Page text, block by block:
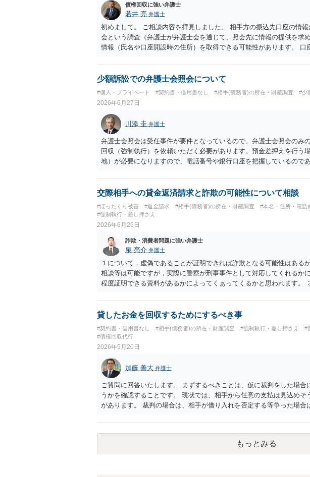
債権回収に強い弁護士
若井 亮 弁護士
初めまして。 ご相談内容を拝見しました。 相手方の振込先口座の情
会という調査（弁護士が弁護士会を通じて、照会先に情報の提供を求
情報（氏名や口座開設時の住所）を取得できる可能性があります。 口
用する場合には、弁護士への依頼が必要になりコストがかかってしま
をされる可能性も否定できません。 さらに、相手方が連絡を寄こし
アクション次第であるという点でリスクがあることをご留意いただく
少額訴訟での弁護士会照会について
#個人・プライベート #契約書・借用書なし #相手(債務者)の所在・財産調査 #少
2026年6月27日
川添 圭 弁護士
弁護士会照会は受任事件が要件となっているので、弁護士会照会のみ
回収（強制執行）を依頼いただく必要があります。預金差押えを行う
地）が必要になりますので、電話番号や銀行口座を把握しているので
で、さらに主要金融機関の口座情報や残高を弁護士会照会で調べるこ
所に通常送達ができているのであれば、最終的には、強制執行の場合
ば、店舗への動産執行も効果的な場合があります（商売によってはそ
りますし、そうでなくても、執行官の訪問は物理的な圧力になります
ありますので、最終的にどこまでやるのかは考える必要がありますが
して費用などをお尋ねいただいた方がよいかと思います。
交際相手への貸金返済請求と詐欺の可能性について相談
#ぼったくり被害 #返金請求 #相手(債務者)の所在・財産調査 #本名・住所・電話
#強制執行・差し押さえ
2026年6月26日
詐欺・消費者問題に強い弁護士
泉 亮介 弁護士
１について，虚偽であることが証明できれば詐欺となる可能性はある
相談等は可能ですが，実際に警察が刑事事件として対応してくれるか
程度証明できる資料があるかによってくぁってくるかと思われます。
されている場合，裁判をする場合だと，弁護士費用との関係から全額
な利益は少ないかと思われます。 ４について，実際の内容次第です
ないでしょう。裁判手続きについては，住民票上の住所へ住んでいな
という方法により訴訟提起することとなります。 ７について，プライ
貸したお金を回収するためにするべき事
#契約書・借用書なし #相手(債務者)の所在・財産調査 #強制執行・差し押さえ #
#債権回収代行
2026年5月20日
加藤 善大 弁護士
ご質問に回答いたします。 まずするべきことは、仮に裁判をした場
うかを確認することです。 現状では、相手から任意の支払は見込め
があります。 裁判の場合は、相手が借り入れを否定する等争った場合
円貸してくれてありがとう」とか「１００万円の返済はもう少し待っ
なり得るでしょう。 ご質問に対する回答は以上ですが、可能であれ
くの弁護士に直接相談されて、今後の対応についてアドバイスを求め
考にしていただけますと幸いです。
もっとみる